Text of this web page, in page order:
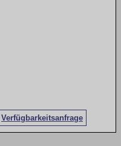
Verfügbarkeitsanfrage